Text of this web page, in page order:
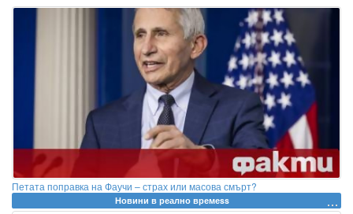
Петата поправка на Фаучи – страх или масова смърт?
Новини в реално времеss